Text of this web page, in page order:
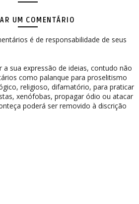
UM COMENTÁRIO
é de responsabilidade de seus
sua expressão de ideias, contudo não
como palanque para proselitismo
religioso, difamatório, para praticar
xenófobas, propagar ódio ou atacar
poderá ser removido à discrição